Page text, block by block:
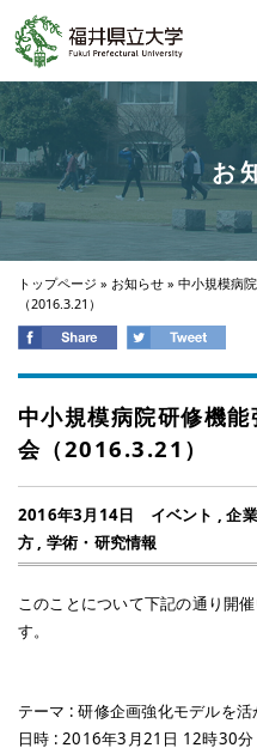
お
トップページ » お知らせ » 中小規模病
（2016.3.21）
中小規模病院研修機
会（2016.3.21）
2016年3月14日 イベント ,企
方 , 学術・研究情報
このことについて下記の通り開
す。
テーマ : 研修企画強化モデルを
日時 : 2016年3月21日 12時30分